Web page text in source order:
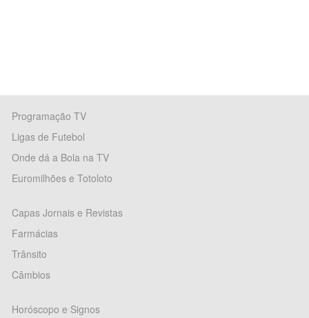
Programação TV
Ligas de Futebol
Onde dá a Bola na TV
Euromilhões e Totoloto
Capas Jornais e Revistas
Farmácias
Trânsito
Câmbios
Horóscopo e Signos